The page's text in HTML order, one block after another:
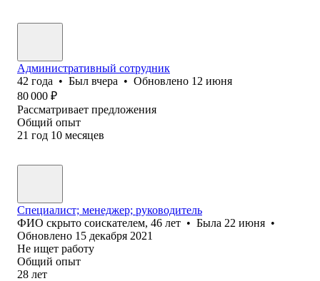
Административный сотрудник
42 года • Был вчера • Обновлено 12 июня
80 000 ₽
Рассматривает предложения
Общий опыт
21 год 10 месяцев
Специалист; менеджер; руководитель
ФИО скрыто соискателем, 46 лет • Была 22 июня •
Обновлено 15 декабря 2021
Не ищет работу
Общий опыт
28 лет